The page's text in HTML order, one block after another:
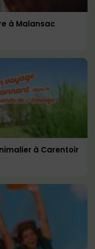
à Malansac
à Carentoir